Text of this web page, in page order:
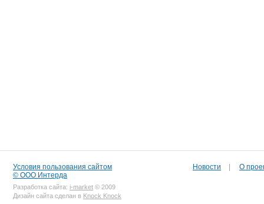
Условия пользования сайтом
© ООО Интерда
Разработка сайта: i-market © 2009
Дизайн сайта сделан в Knock Knock
Новости О